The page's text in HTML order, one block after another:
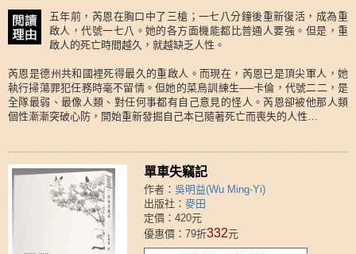
五年前，芮恩在胸口中了三槍；一七八分鐘後重新復活，成為重
啟人，代號一七八。她的各方面機能都比普通人要強。但是，重
啟人的死亡時間越久，就越缺乏人性。
芮恩是德州共和國裡死得最久的重啟人。而現在，芮恩已是頂尖軍人，她
執行掃蕩罪犯任務時毫不留情。但她的菜鳥訓練生──卡倫，代號二二，是
全隊最弱、最像人類、對任何事都有自己意見的怪人。芮恩卻被他那人類
個性漸漸突破心防，開始重新發掘自己本已隨著死亡而喪失的人性…
單車失竊記
作者：吳明益(Wu Ming-Yi)
出版社：麥田
定價：420元
優惠價：79折332元